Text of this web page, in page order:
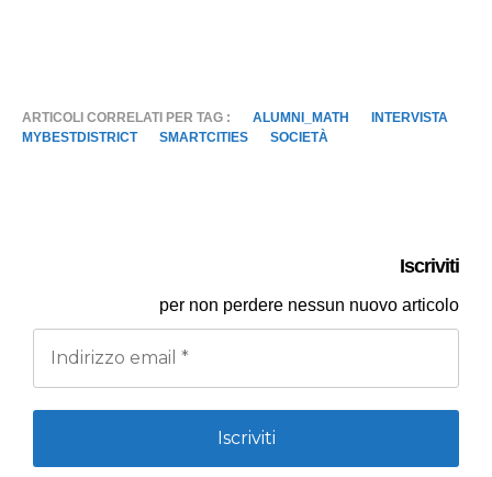
ARTICOLI CORRELATI PER TAG : ALUMNI_MATH
INTERVISTA
MYBESTDISTRICT
SMARTCITIES SOCIETÀ
Iscriviti
per non perdere nessun nuovo articolo